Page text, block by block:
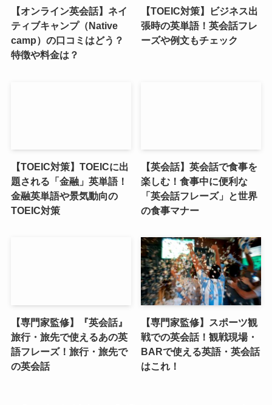
【オンライン英会話】ネイ
ティブキャンプ（Native
camp）の口コミはどう？
特徴や料金は？
【TOEIC対策】ビジネス出
張時の英単語！英会話フレ
ーズや例文もチェック
【TOEIC対策】TOEICに出
題される「金融」英単語！
金融英単語や景気動向の
TOEIC対策
【英会話】英会話で食事を
楽しむ！食事中に便利な
「英会話フレーズ」と世界
の食事マナー
【専門家監修】『英会話』
旅行・旅先で使えるあの英
語フレーズ！旅行・旅先で
の英会話
【専門家監修】スポーツ観
戦での英会話！観戦現場・
BARで使える英語・英会話
はこれ！